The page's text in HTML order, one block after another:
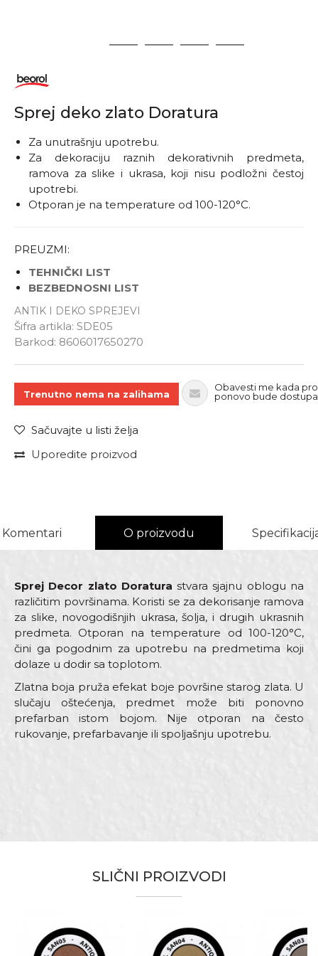
2 3 4 5
Sprej deko zlato Doratura
ANTIK I DEKO SPREJEVI
Šifra artikla: SDE05
Barkod: 8606017650270
Za unutrašnju upotrebu.
Za dekoraciju raznih dekorativnih predmeta,
ramova za slike i ukrasa, koji nisu podložni čestoj
upotrebi.
Otporan je na temperature od 100-120°C.
PREUZMI:
TEHNIČKI LIST
BEZBEDNOSNI LIST
Obavestite me kada
proizvod bude dostupan
Trenutno nema na zalihama
Obavesti me kada
ponovo bude
Sačuvajte u listi želja
Uporedite proizvod
Komentari O proizvodu
Sprej Decor zlato Doratura stvara sjajnu oblogu na
različitim površinama. Koristi se za dekorisanje ramova
za slike, novogodišnjih ukrasa, šolja, i drugih ukrasnih
predmeta. Otporan na temperature od 100-120°C,
čini ga pogodnim za upotrebu na predmetima koji
dolaze u dodir sa toplotom.
Zlatna boja pruža efekat boje površine starog zlata. U
slučaju oštećenja, predmet može biti ponovno
prefarban istom bojom. Nije otporan na često
rukovanje, prefarbavanje ili spoljašnju upotrebu.
Beorol
Otpornost na
Poruka
SLIČNI PROIZVODI